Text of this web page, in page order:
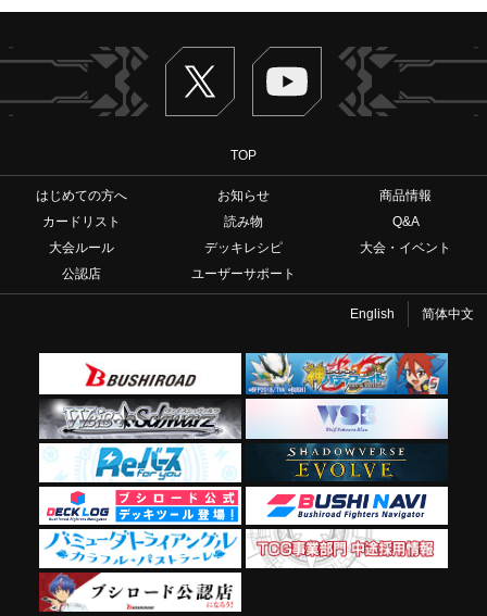
Twitter ヴァンガードch
TOP
はじめての方へ お知らせ
商品情報
カードリスト
読み物
Q&A
大会ルール
デッキレシピ
大会・イベント
公認店
ユーザーサポート
English 简体中文